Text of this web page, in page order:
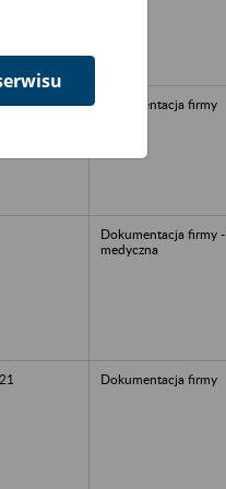
Dokumentacja firmy
Dokumentacja firmy -
medyczna
Dokumentacja firmy